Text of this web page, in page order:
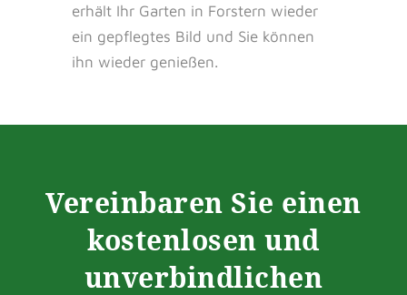
erhält Ihr Garten in Forstern wieder
ein gepflegtes Bild und Sie können
ihn wieder genießen.
Vereinbaren Sie einen
kostenlosen und
unverbindlichen